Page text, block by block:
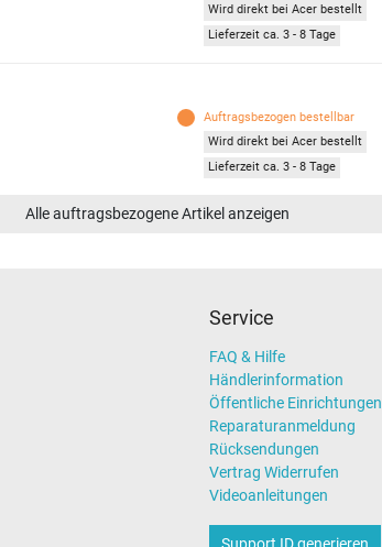
Wird direkt bei Acer bestellt
Lieferzeit ca. 3 - 8 Tage
Auftragsbezogen bestellbar
Wird direkt bei Acer bestellt
Lieferzeit ca. 3 - 8 Tage
Alle auftragsbezogene Artikel anzeigen
Service
FAQ & Hilfe
Händlerinformation
Öffentliche Einrichtungen
Reparaturanmeldung
Rücksendungen
Vertrag Widerrufen
Videoanleitungen